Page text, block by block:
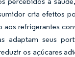
cria efeitos
aos refrigerantes
adaptam seus
os açúcares